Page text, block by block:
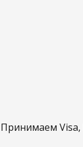
Принимаем